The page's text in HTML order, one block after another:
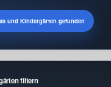
und Kindergärten gefunden
filtern